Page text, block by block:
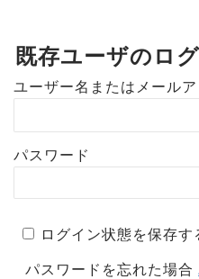
既存ユーザのロ
ユーザー名またはメールア
パスワード
ログイン状態を保存す
パスワードを忘れた場合